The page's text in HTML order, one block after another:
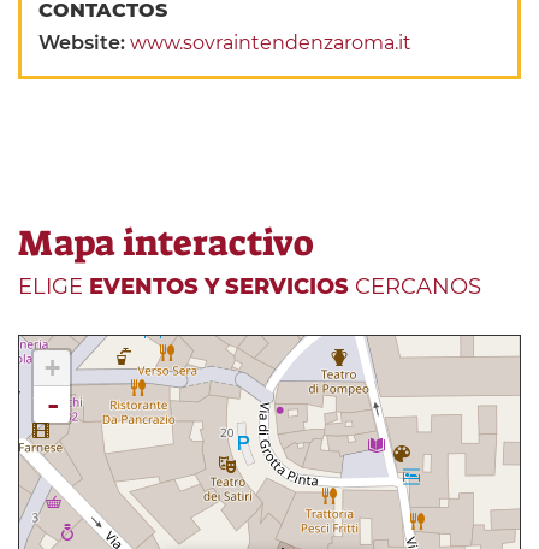
CONTACTOS
Website:www.sovraintendenzaroma.it
Mapa interactivo
ELIGE EVENTOS Y SERVICIOS CERCANOS
+
-